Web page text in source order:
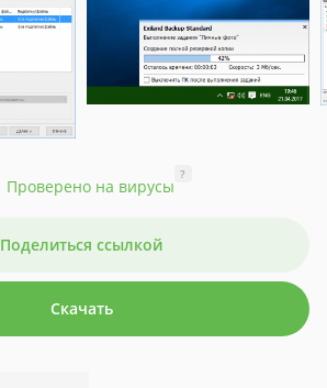
Проверено на вирусы
?
Поделиться ссылкой
Скачать